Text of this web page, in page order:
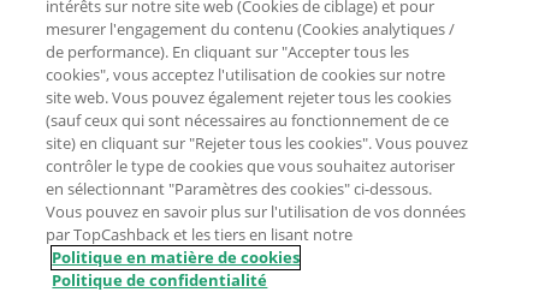
intérêts sur notre site web (Cookies de ciblage) et pour
mesurer l'engagement du contenu (Cookies analytiques /
de performance). En cliquant sur "Accepter tous les
cookies", vous acceptez l'utilisation de cookies sur notre
site web. Vous pouvez également rejeter tous les cookies
(sauf ceux qui sont nécessaires au fonctionnement de ce
site) en cliquant sur "Rejeter tous les cookies". Vous pouvez
contrôler le type de cookies que vous souhaitez autoriser
en sélectionnant "Paramètres des cookies" ci-dessous.
Vous pouvez en savoir plus sur l'utilisation de vos données
par TopCashback et les tiers en lisant notre
Politique en matière de cookies
Politique de confidentialité